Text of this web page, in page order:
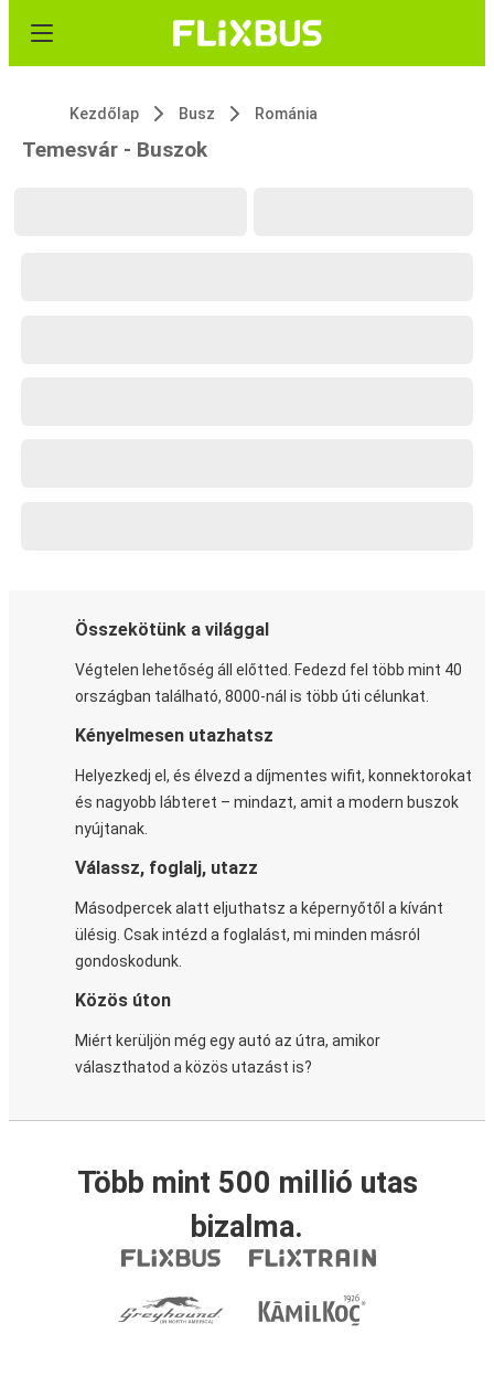
Kezdőlap Busz Románia
Temesvár - Buszok
Összekötünk a világgal
Végtelen lehetőség áll előtted. Fedezd fel több mint 40
országban található, 8000-nál is több úti célunkat.
Kényelmesen utazhatsz
Helyezkedj el, és élvezd a díjmentes wifit, konnektorokat
és nagyobb lábteret – mindazt, amit a modern buszok
nyújtanak.
Válassz, foglalj, utazz
Másodpercek alatt eljuthatsz a képernyőtől a kívánt
ülésig. Csak intézd a foglalást, mi minden másról
gondoskodunk.
Közös úton
Miért kerüljön még egy autó az útra, amikor
választhatod a közös utazást is?
Több mint 500 millió utas
bizalma.